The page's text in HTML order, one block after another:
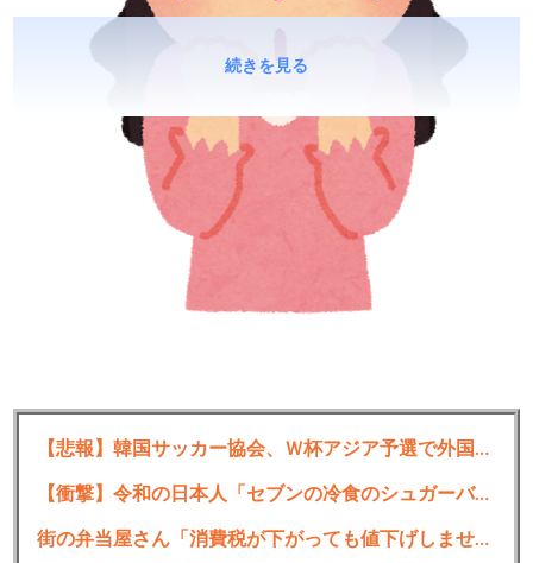
にヤバいです」
婚活してみよっかな〜と思い立ちマッチングアプリとか
続きを見る
【悲報】韓国サッカー協会、Ｗ杯アジア予選で外国人審判員に性的接待か…韓国放送局が独占報道
【衝撃】令和の日本人「セブンの冷食のシュガーバタークレープ、A5ランクのステーキの次くらいに美味しい」
街の弁当屋さん「消費税が下がっても値下げしません」